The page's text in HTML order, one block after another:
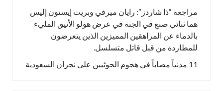
مراجعة “ذا شاردز”: رايان ميرفي وبريت إيستون إليس
هما ثنائي صنع في الجنة في عرض هولو الأنيق المليء
بالدماء عن المراهقين المميزين الذين يتعرضون
للمطاردة من قبل قاتل متسلسل.
11 مدنياً مصاباً في هجوم الحوثيين على نجران السعودية